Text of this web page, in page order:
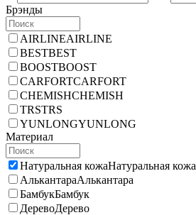
Брэнды
AIRLINEAIRLINE
BESTBEST
BOOSTBOOST
CARFORTCARFORT
CHEMISHCHEMISH
TRSTRS
YUNLONGYUNLONG
Материал
Натуральная кожаНатуральная кожа
АлькантараАлькантара
БамбукБамбук
ДеревоДерево